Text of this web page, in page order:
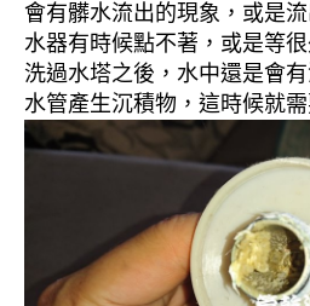
會有髒水流出的現象，或是
水器有時候點不著，或是等
洗過水塔之後，水中還是會
水管產生沉積物，這時候就